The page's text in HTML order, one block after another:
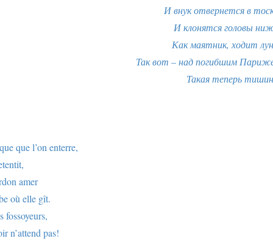
И внук отвернется в
И клонятся головы
Как маятник, ходит
Так вот – над погибшим
Такая теперь
que l’on enterre,
amer
où elle gît.
fossoyeurs,
n’attend pas!